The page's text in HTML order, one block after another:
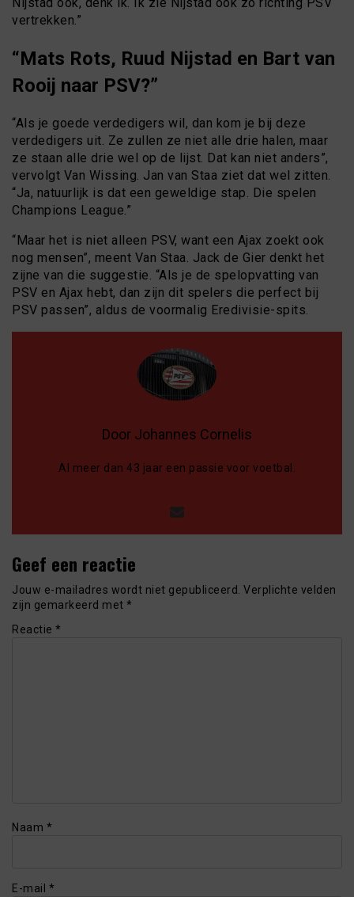
vertrekken.”
“Mats Rots, Ruud Nijstad en Bart van
Rooij naar PSV?”
“Als je goede verdedigers wil, dan kom je bij deze
verdedigers uit. Ze zullen ze niet alle drie halen, maar
ze staan alle drie wel op de lijst. Dat kan niet anders”,
vervolgt Van Wissing. Jan van Staa ziet dat wel zitten.
“Ja, natuurlijk is dat een geweldige stap. Die spelen
Champions League.”
“Maar het is niet alleen PSV, want een Ajax zoekt ook
nog mensen”, meent Van Staa. Jack de Gier denkt het
zijne van die suggestie. “Als je de spelopvatting van
PSV en Ajax hebt, dan zijn dit spelers die perfect bij
PSV passen”, aldus de voormalig Eredivisie-spits.
Door Johannes Cornelis
Al meer dan 43 jaar een passie voor voetbal.
Geef een reactie
Jouw e-mailadres wordt niet gepubliceerd. Verplichte velden
zijn gemarkeerd met *
Reactie *
Naam *
E-mail *